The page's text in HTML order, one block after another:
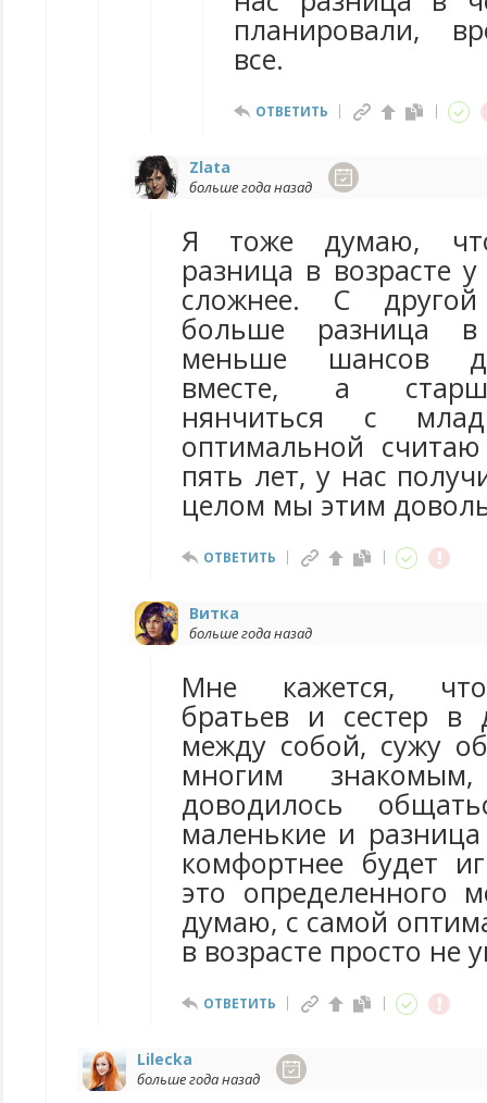
планировали,
все.
ОТВЕТИТЬ
Zlata
больше года назад
Я тоже думаю,
разница в возрасте
сложнее. С
больше разница в
меньше шансов
вместе, а
нянчиться с
оптимальной
пять лет, у нас
целом мы этим
ОТВЕТИТЬ
Витка
больше года назад
Мне кажется,
братьев и сестер в
между собой, сужу
многим
доводилось
маленькие и
комфортнее будет
это определенного
думаю, с самой
в возрасте просто не
ОТВЕТИТЬ
Lilecka
больше года назад